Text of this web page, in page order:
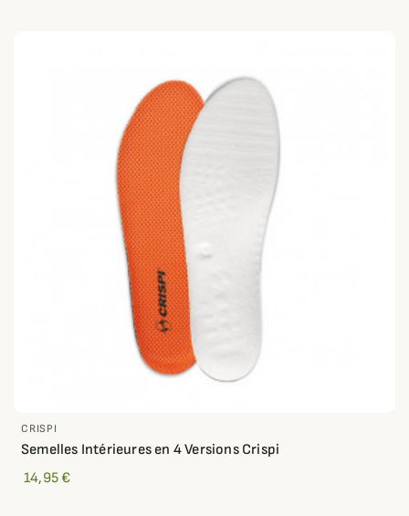
CRISPI
Semelles Intérieures en 4 Versions Crispi
14,95 €